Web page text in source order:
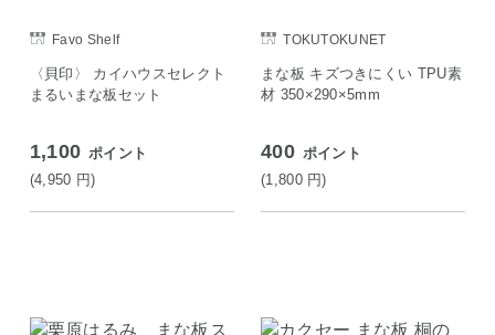
Favo Shelf
〈貝印〉 カイハウスセレクト
まるいまな板セット
1,100 ポイント
(4,950 円)
TOKUTOKUNET
まな板 キズつきにくい TPU素
材 350×290×5mm
400 ポイント
(1,800 円)